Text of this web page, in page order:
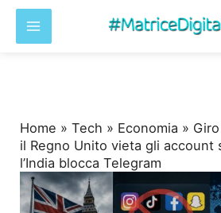
Home »Tech » Economia »
il Regno Unito vieta gli account
l’India blocca Telegram